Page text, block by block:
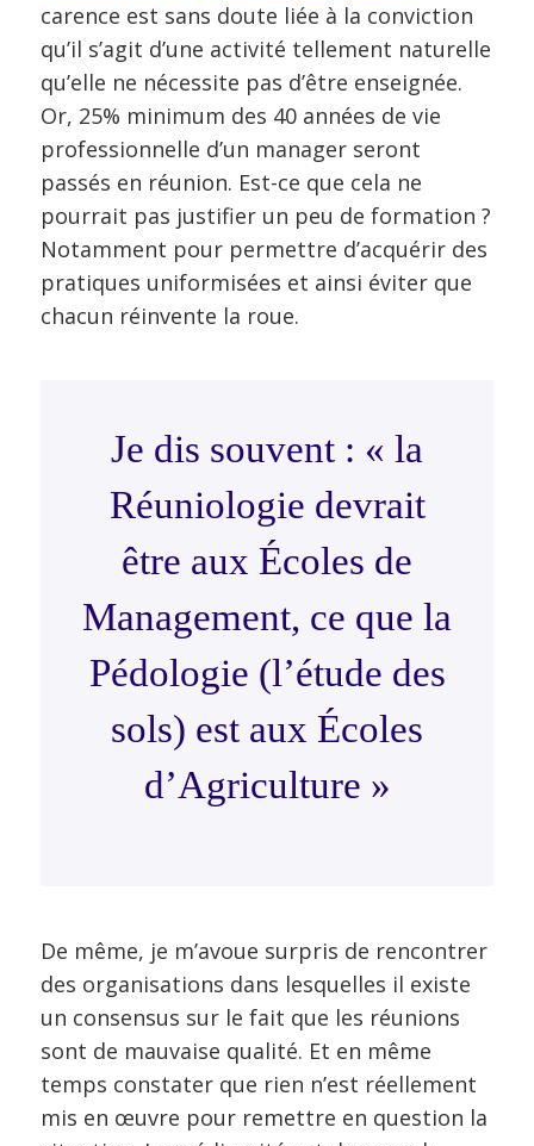
carence est sans doute liée à la conviction
qu’il s’agit d’une activité tellement naturelle
qu’elle ne nécessite pas d’être enseignée.
Or, 25% minimum des 40 années de vie
professionnelle d’un manager seront
passés en réunion. Est-ce que cela ne
pourrait pas justifier un peu de formation ?
Notamment pour permettre d’acquérir des
pratiques uniformisées et ainsi éviter que
chacun réinvente la roue.
Je dis souvent : « la
Réuniologie devrait
être aux Écoles de
Management, ce que la
Pédologie (l’étude des
sols) est aux Écoles
d’Agriculture »
De même, je m’avoue surpris de rencontrer
des organisations dans lesquelles il existe
un consensus sur le fait que les réunions
sont de mauvaise qualité. Et en même
temps constater que rien n’est réellement
mis en œuvre pour remettre en question la